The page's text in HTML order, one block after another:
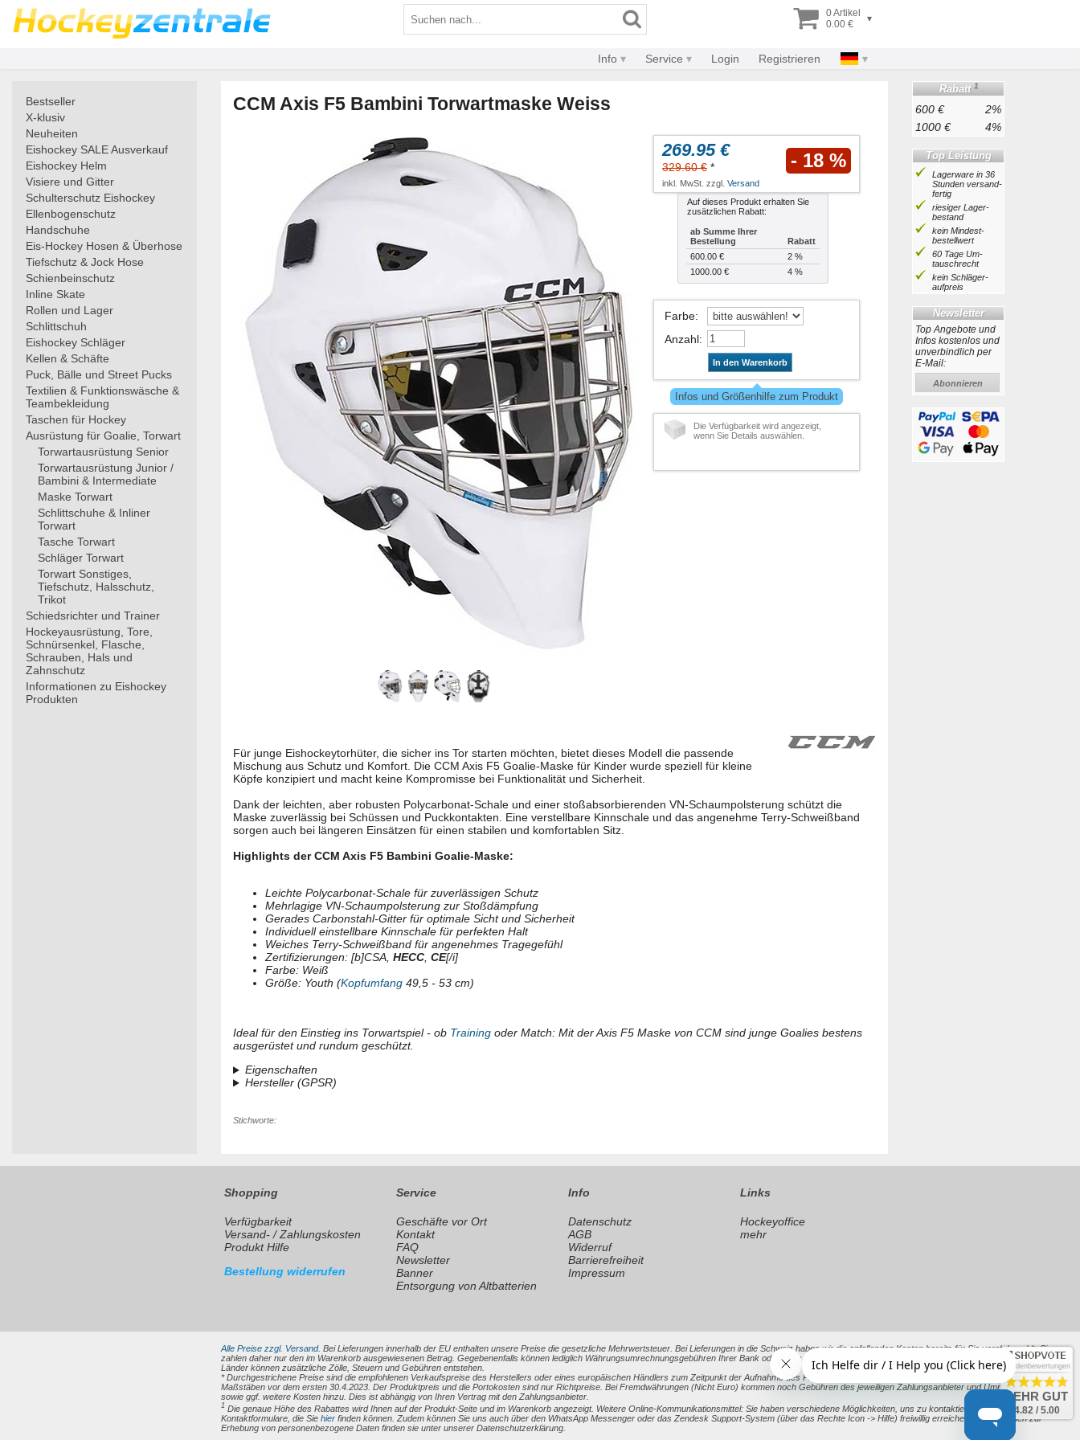
0 Artikel
0.00 €
▾
Info Service Login Registrieren
Bestseller
X-klusiv
Neuheiten
Eishockey SALE Ausverkauf
Eishockey Helm
Visiere und Gitter
Schulterschutz Eishockey
Ellenbogenschutz
Handschuhe
Eis-Hockey Hosen & Überhose
Tiefschutz & Jock Hose
Schienbeinschutz
Inline Skate
Rollen und Lager
Schlittschuh
Eishockey Schläger
Kellen & Schäfte
Puck, Bälle und Street Pucks
Textilien & Funktionswäsche &
Teambekleidung
Taschen für Hockey
Ausrüstung für Goalie, Torwart
Torwartausrüstung Senior
Torwartausrüstung Junior /
Bambini & Intermediate
Maske Torwart
Schlittschuhe & Inliner
Torwart
Tasche Torwart
Schläger Torwart
Torwart Sonstiges,
Tiefschutz, Halsschutz,
Trikot
Schiedsrichter und Trainer
Hockeyausrüstung, Tore,
Schnürsenkel, Flasche,
Schrauben, Hals und
Zahnschutz
Informationen zu Eishockey
Produkten
CCM Axis F5 Bambini Torwartmaske Weiss
269.95 €
329.60 € * - 18 %
inkl. MwSt. zzgl. Versand
Auf dieses Produkt erhalten Sie
zusätzlichen Rabatt:
ab Summe Ihrer
Bestellung
Rabatt
600.00 €
2 %
1000.00 €
4 %
Farbe:
Anzahl:
In den Warenkorb
Infos und Größenhilfe zum Produkt
Die Verfügbarkeit wird angezeigt,
wenn Sie Details auswählen.
Für junge Eishockeytorhüter, die sicher ins Tor starten möchten, bietet dieses Modell die passende
Mischung aus Schutz und Komfort. Die CCM Axis F5 Goalie-Maske für Kinder wurde speziell für kleine
Köpfe konzipiert und macht keine Kompromisse bei Funktionalität und Sicherheit.
Dank der leichten, aber robusten Polycarbonat-Schale und einer stoßabsorbierenden VN-Schaumpolsterung schützt die
Maske zuverlässig bei Schüssen und Puckkontakten. Eine verstellbare Kinnschale und das angenehme Terry-Schweißband
sorgen auch bei längeren Einsätzen für einen stabilen und komfortablen Sitz.
Highlights der CCM Axis F5 Bambini Goalie-Maske:
Leichte Polycarbonat-Schale für zuverlässigen Schutz
Mehrlagige VN-Schaumpolsterung zur Stoßdämpfung
Gerades Carbonstahl-Gitter für optimale Sicht und Sicherheit
Individuell einstellbare Kinnschale für perfekten Halt
Weiches Terry-Schweißband für angenehmes Tragegefühl
Zertifizierungen: [b]CSA, HECC, CE[/i]
Farbe: Weiß
Größe: Youth (Kopfumfang 49,5 - 53 cm)
Ideal für den Einstieg ins Torwartspiel - ob Training oder Match: Mit der Axis F5 Maske von CCM sind junge Goalies bestens
ausgerüstet und rundum geschützt.
Eigenschaften
Hersteller (GPSR)
Stichworte:
Rabatt 1
600 €
2%
1000 €
4%
Top Leistung
Lagerware in 36
Stunden ver­sand­
fertig
riesiger Lager­
bestand
kein Mindest­
bestell­wert
60 Tage Um­
tausch­recht
kein Schläger­
aufpreis
Newsletter
Top Angebote und
Infos kostenlos und
unverbindlich per
E-Mail:
Abonnieren
Shopping
Verfügbarkeit
Versand- / Zahlungskosten
Produkt Hilfe
Bestellung widerrufen
Service
Geschäfte vor Ort
Kontakt
FAQ
Newsletter
Banner
Entsorgung von Altbatterien
Info
Datenschutz
AGB
Widerruf
Barrierefreiheit
Impressum
Links
Hockeyoffice
mehr
Alle Preise zzgl. Versand. Bei Lieferungen innerhalb der EU enthalten unsere Preise die gesetzliche Mehrwertsteuer. Bei Lieferungen in die Schweiz haben wir die anfallenden Kosten bereits für Sie vorab bezahlt. Sie
zahlen daher nur den im Warenkorb ausgewiesenen Betrag. Gegebenenfalls können lediglich Währungsumrechnungsgebühren Ihrer Bank oder Ihres Kreditkartenanbieters anfallen. Bei Lieferungen in andere Nicht-EU-
Länder können zusätzliche Zölle, Steuern und Gebühren entstehen.
* Durchgestrichene Preise sind die empfohlenen Verkaufspreise des Herstellers oder eines europäischen Händlers zum Zeitpunkt der Aufnahme des Produktes in unseren Shop oder der neue Richtpreis nach alten
Maßstäben vor dem ersten 30.4.2023. Der Produktpreis und die Portokosten sind nur Richtpreise. Bei Fremdwährungen (Nicht Euro) kommen noch Gebühren des jeweiligen Zahlungsanbieter und Umrechnungskurse
sowie ggf. weitere Kosten hinzu. Dies ist abhängig von Ihren Vertrag mit den Zahlungsanbieter.
1 Die genaue Höhe des Rabattes wird Ihnen auf der Produkt-Seite und im Warenkorb angezeigt. Weitere Online-Kommunikationsmittel: Sie haben verschiedene Möglichkeiten, uns zu kontaktieren, darunter unsere
Kontaktformulare, die Sie hier finden können. Zudem können Sie uns auch über den WhatsApp Messenger oder das Zendesk Support-System (über das Rechte Icon -> Hilfe) freiwillig erreichen. Informationen zur
Erhebung von personenbezogene Daten finden sie unter unserer Datenschutzerklärung.
Kundenbewertungen
SEHR GUT
4.82 / 5.00